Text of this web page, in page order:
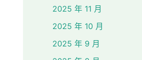
2025 年 11 月
2025 年 10 月
2025 年 9 月